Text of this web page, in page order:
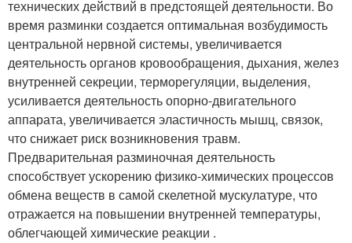
технических действий в предстоящей деятельности. Во
время разминки создается оптимальная возбудимость
центральной нервной системы, увеличивается
деятельность органов кровообращения, дыхания, желез
внутренней секреции, терморегуляции, выделения,
усиливается деятельность опорно-двигательного
аппарата, увеличивается эластичность мышц, связок,
что снижает риск возникновения травм.
Предварительная разминочная деятельность
способствует ускорению физико-химических процессов
обмена веществ в самой скелетной мускулатуре, что
отражается на повышении внутренней температуры,
облегчающей химические реакции .